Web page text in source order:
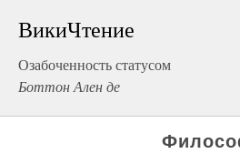
ВикиЧтение
Озабоченность статусом
Боттон Ален де